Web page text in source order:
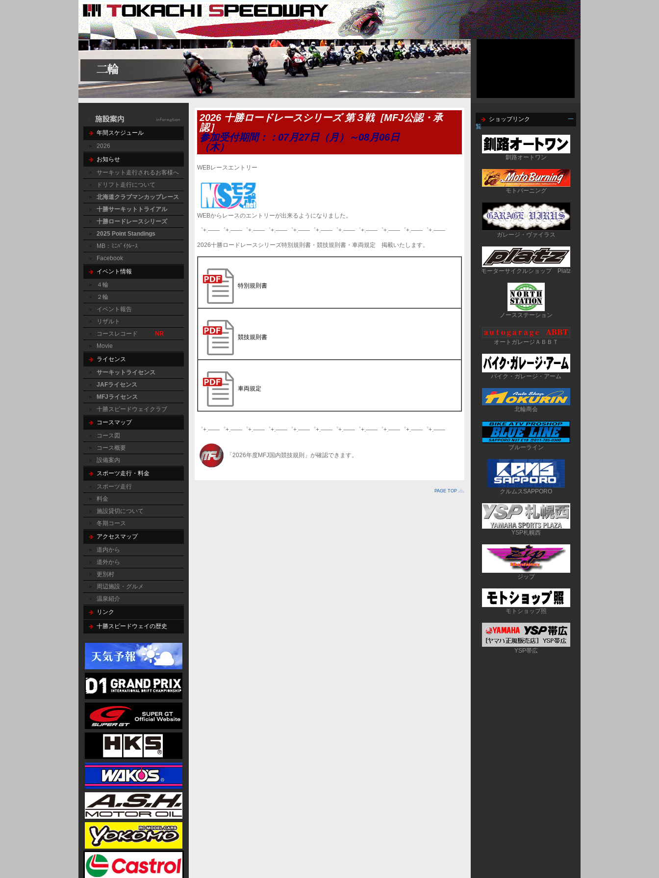
年間スケジュール
2026
お知らせ
サーキット走行されるお客様へ
ドリフト走行について
北海道クラブマンカップレース
十勝サーキットトライアル
十勝ロードレースシリーズ
2025 Point Standings
MB：ﾐﾆﾊﾞｲｸﾚｰｽ
Facebook
イベント情報
４輪
２輪
イベント報告
リザルト
コースレコード
NR
Movie
ライセンス
サーキットライセンス
JAFライセンス
MFJライセンス
十勝スピードウェイクラブ
コースマップ
コース図
コース概要
設備案内
スポーツ走行・料金
スポーツ走行
料金
施設貸切について
冬期コース
アクセスマップ
道内から
道外から
更別村
周辺施設・グルメ
温泉紹介
リンク
十勝スピードウェイの歴史
2026 十勝ロードレースシリーズ 第３戦［MFJ公認・承
認］
参加受付期間：：07月27日（月）～08月06日
（木）
WEBレースエントリー
WEBからレースのエントリーが出来るようになりました。
゜+.――゜+.――゜+.――゜+.――゜+.――゜+.――゜+.――゜+.――゜+.――゜+.――゜+.――
2026十勝ロードレースシリーズ特別規則書・競技規則書・車両規定 掲載いたします。
特別規則書
競技規則書
車両規定
゜+.――゜+.――゜+.――゜+.――゜+.――゜+.――゜+.――゜+.――゜+.――゜+.――゜+.――
「2026年度MFJ国内競技規則」が確認できます。
PAGE TOP
ショップリンク
一
覧
釧路オートワン
モトバーニング
ガレージ・ヴァイラス
モーターサイクルショップ　Platz
ノースステーション
オートガレージＡＢＢＴ
バイク・ガレージ・アーム
北輪商会
ブルーライン
クルムスSAPPORO
YSP札幌西
ジップ
モトショップ照
YSP帯広